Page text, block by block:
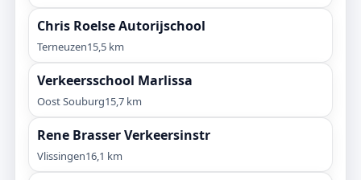
Chris Roelse Autorijschool
Terneuzen15,5 km
Verkeersschool Marlissa
Oost Souburg15,7 km
Rene Brasser Verkeersinstr
Vlissingen16,1 km